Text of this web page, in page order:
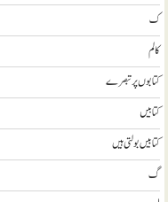
ک
کالم
کتابوں پر تبصرے
کتابيں
کتابیں بولتی ہیں
گ